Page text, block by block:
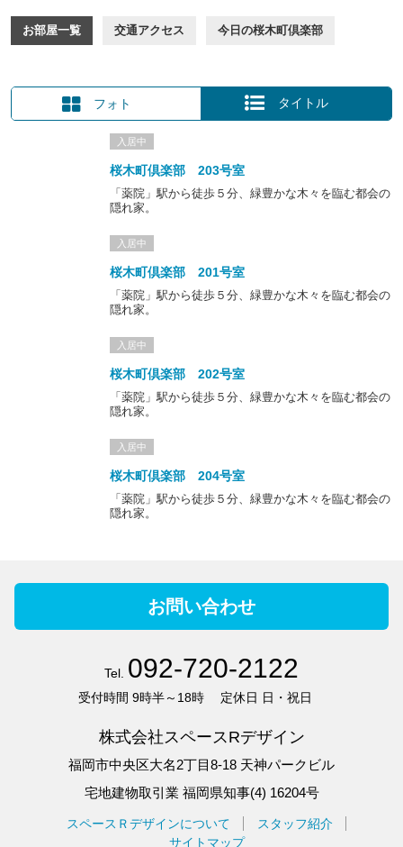
ここは西鉄「薬院」駅から東の方へ歩いて5分。そして少し歩くと
桜木町倶楽部は、都心の路地にたたずむ隠れ家
のような、ここにし
かない雰囲気を纏っています。
時代とともに歩む
2010年に桜木町倶楽部と名付けてスタートをする以前、2009年ま
では約60年にわたり旅館として営業をされていました。企業の指定
旅館となり、割烹料理の提供をされていたこともあるそうです。さ
らにそれ以前は、博多織の機織工場として稼働されていた歴史があ
旅館として営業されていた頃
旅館営業当時の組合員章
この地域は、江戸時代後期から博多織の内職が行われ、そして戦後
は福岡市街地の発展とともにホテルやアパートが建つ居住環境にな
ったという記録があります。まさにこの建物は、時代とともに形を
変えながら、まちに根差して歩んでいます。
「これからもこの建物を守っていきたい。そして多様なひとが集
なってほしい」と優しく語られるオーナーさん。
永く受け継がれてきた歴史を大切に想いながら、これからも歩みを
2020年10月、新たにスタートした建物のコンセプトは「小径（こ
になってほしい、という想いが込められています。
雰囲気は、室内にも漂います。
区画内にある水廻りや、ゆったり設計された共用部など
旅館の面影を残した設備やゆとりのある共用部が生み出す、桜木町
今回、新しいテナントさんをお迎えするために設備や内外装を整え
お部屋一覧 交通アクセス 今日の桜木町倶楽部
フォト タイトル
入居中
桜木町倶楽部 203号室
「薬院」駅から徒歩５分、緑豊かな木々を臨む都会の
隠れ家。
入居中
桜木町倶楽部 201号室
「薬院」駅から徒歩５分、緑豊かな木々を臨む都会の
隠れ家。
入居中
桜木町倶楽部 202号室
「薬院」駅から徒歩５分、緑豊かな木々を臨む都会の
隠れ家。
入居中
桜木町倶楽部 204号室
「薬院」駅から徒歩５分、緑豊かな木々を臨む都会の
隠れ家。
お問い合わせ
Tel. 092-720-2122
受付時間 9時半～18時 定休日 日・祝日
株式会社スペースRデザイン
福岡市中央区大名2丁目8-18 天神パークビル
宅地建物取引業 福岡県知事(4) 16204号
スペースＲデザインについて
スタッフ紹介
サイトマップ